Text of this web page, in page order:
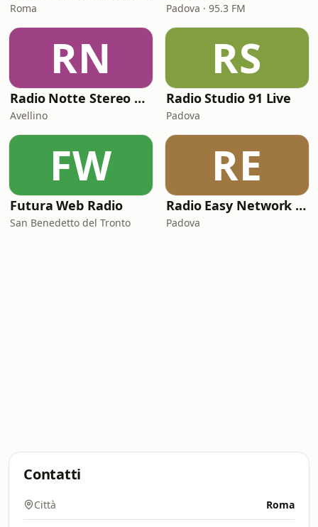
Roma Padova · 95.3 FM
RN
Radio Notte Stereo web
Avellino
RS
Radio Studio 91 Live
Padova
FW
Futura Web Radio
San Benedetto del Tronto
RE
Radio Easy Network Jazz & Soul
Padova
Contatti
Città Roma